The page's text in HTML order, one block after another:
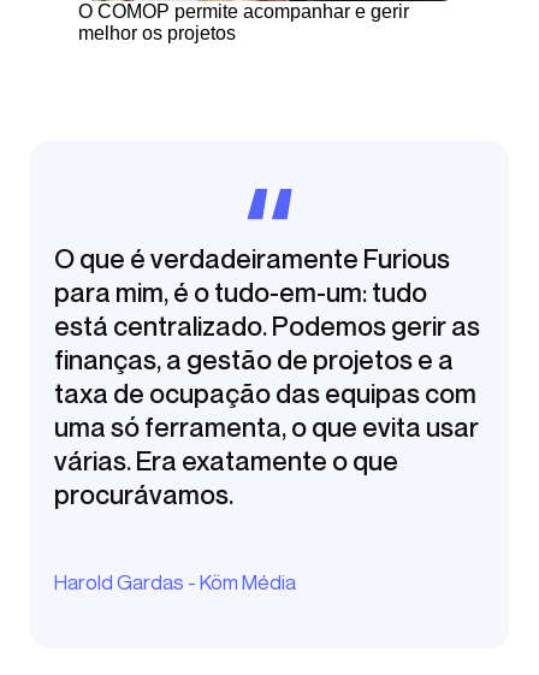
O COMOP permite acompanhar e gerir
melhor os projetos
O que é verdadeiramente Furious
para mim, é o tudo-em-um: tudo
está centralizado. Podemos gerir as
finanças, a gestão de projetos e a
taxa de ocupação das equipas com
uma só ferramenta, o que evita usar
várias. Era exatamente o que
procurávamos.
Harold Gardas - Köm Média